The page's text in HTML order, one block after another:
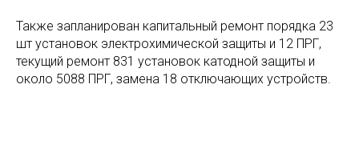
Также запланирован капитальный ремонт порядка 23
шт установок электрохимической защиты и 12 ПРГ,
текущий ремонт 831 установок катодной защиты и
около 5088 ПРГ, замена 18 отключающих устройств.